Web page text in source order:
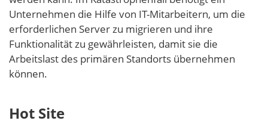
Unternehmen die Hilfe von IT-Mitarbeitern, um die
erforderlichen Server zu migrieren und ihre
Funktionalität zu gewährleisten, damit sie die
Arbeitslast des primären Standorts übernehmen
können.
Hot Site